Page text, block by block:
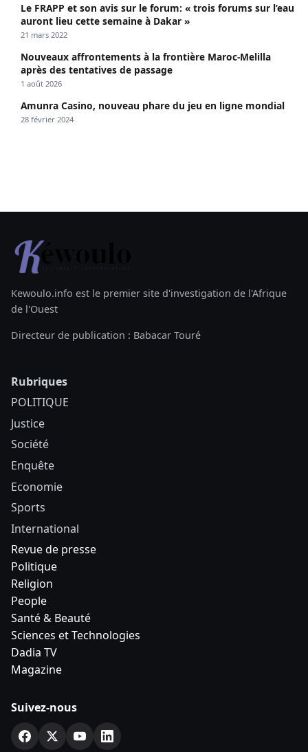
Le FRAPP et son avis sur le forum: « trois forums sur l’eau
auront lieu cette semaine à Dakar »
21 mars 2022
Nouveaux affrontements à la frontière Maroc-Melilla
après des tentatives de passage
1 août 2026
Amunra Casino, nouveau phare du jeu en ligne mondial
28 février 2024
Kewoulo.info est le premier site d'investigation de l'Afrique
de l'Ouest
Directeur de publication : Babacar Touré
Rubriques
POLITIQUE
Justice
Société
Enquête
Economie
Sports
International
Revue de presse
Politique
Religion
People
Santé & Beauté
Sciences et Technologies
Dadia TV
Magazine
Suivez-nous